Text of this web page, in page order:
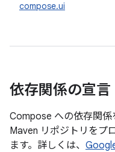
compose.ui
依存関係の宣言
Compose への依存関
Maven リポジトリをプ
ます。詳しくは、